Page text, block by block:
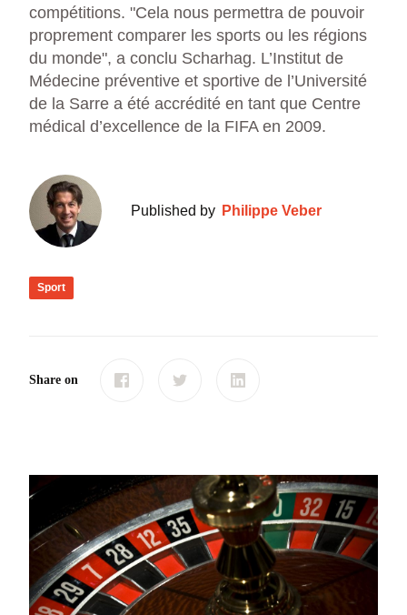
compétitions. "Cela nous permettra de pouvoir
proprement comparer les sports ou les régions
du monde", a conclu Scharhag. L’Institut de
Médecine préventive et sportive de l’Université
de la Sarre a été accrédité en tant que Centre
médical d’excellence de la FIFA en 2009.
Published by Philippe Veber
Sport
Share on